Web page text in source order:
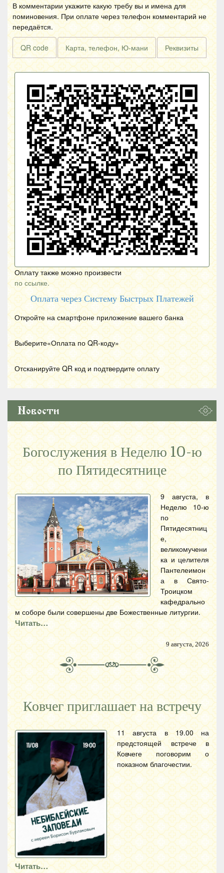
В комментарии укажите какую требу вы и имена для
поминовения. При оплате через телефон комментарий не
передаётся.
QR code Карта, телефон, Ю-мани Реквизиты
Оплату также можно произвести
по ссылке.
Оплата через Систему Быстрых Платежей
Откройте на смартфоне приложение вашего банка
Выберите«Оплата по QR-коду»
Отсканируйте QR код и подтвердите оплату
Новости
Богослужения в Неделю 10-ю
по Пятидесятнице
9 августа, в
Неделю 10-ю
по
Пятидесятниц
е,
великомучени
ка и целителя
Пантелеимон
а в Свято-
Троицком
кафедрально
м соборе были совершены две Божественные литургии.
Читать…
9 августа, 2026
Ковчег приглашает на встречу
11 августа в 19.00 на
предстоящей встрече в
Ковчеге поговорим о
показном благочестии.
Читать…